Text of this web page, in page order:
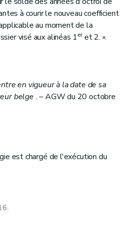
à courir le nouveau coefficient
au moment de la
visé aux alinéas 1eret 2. ».
en vigueur à la date de sa
belge .– AGW du 20 octobre
est chargé de l'exécution du